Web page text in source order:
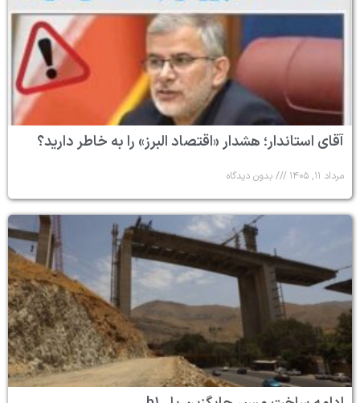
آقای استاندار؛ هشدار «اقتصاد البرز» را به خاطر دارید؟
مرداد ۱۱, ۱۴۰۵ بدون دیدگاه